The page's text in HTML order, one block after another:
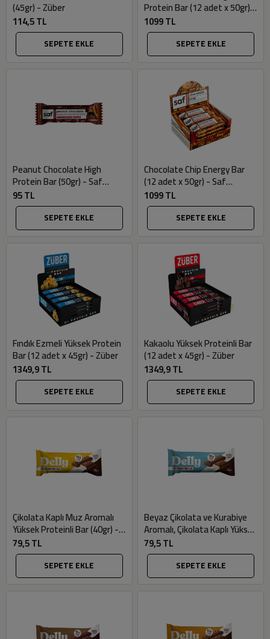
(45gr) - Züber
114,5 TL
SEPETE EKLE
Protein Bar (12 adet x 50gr) -
Saf Nutrition
1099 TL
SEPETE EKLE
Peanut Chocolate High
Protein Bar (50gr) - Saf
Nutrition
95 TL
SEPETE EKLE
Chocolate Chip Energy Bar
(12 adet x 50gr) - Saf
Nutrition
1099 TL
SEPETE EKLE
Fındık Ezmeli Yüksek Protein
Bar (12 adet x 45gr) - Züber
1349,9 TL
SEPETE EKLE
Kakaolu Yüksek Proteinli Bar
(12 adet x 45gr) - Züber
1349,9 TL
SEPETE EKLE
Çikolata Kaplı Muz Aromalı
Yüksek Proteinli Bar (40gr) -
Delly
79,5 TL
SEPETE EKLE
Beyaz Çikolata ve Kurabiye
Aromalı, Çikolata Kaplı Yüksek
Proteinli Bar (40gr) - Delly
79,5 TL
SEPETE EKLE